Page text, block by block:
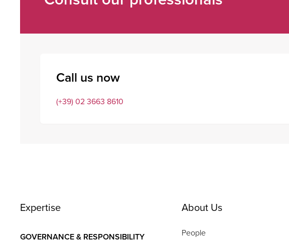
Call us now
(+39) 02 3663 8610
Expertise
GOVERNANCE & RESPONSIBILITY
About Us
People